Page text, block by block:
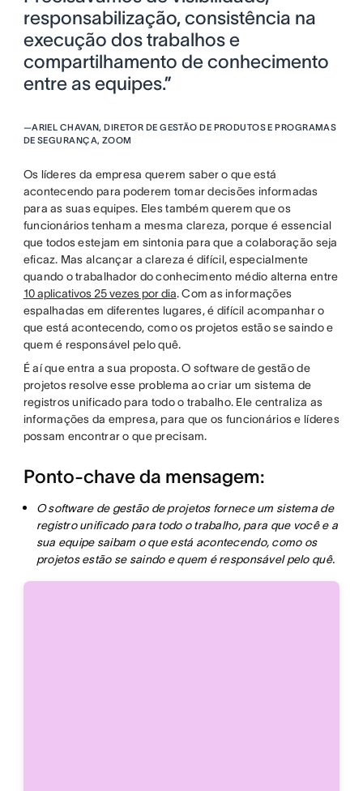
responsabilização, consistência na
execução dos trabalhos e
compartilhamento de conhecimento
entre as equipes.”
—ARIEL CHAVAN, DIRETOR DE GESTÃO DE PRODUTOS E PROGRAMAS
DE SEGURANÇA, ZOOM
Os líderes da empresa querem saber o que está
acontecendo para poderem tomar decisões informadas
para as suas equipes. Eles também querem que os
funcionários tenham a mesma clareza, porque é essencial
que todos estejam em sintonia para que a colaboração seja
eficaz. Mas alcançar a clareza é difícil, especialmente
quando o trabalhador do conhecimento médio alterna entre
10 aplicativos 25 vezes por dia. Com as informações
espalhadas em diferentes lugares, é difícil acompanhar o
que está acontecendo, como os projetos estão se saindo e
quem é responsável pelo quê.
É aí que entra a sua proposta. O software de gestão de
projetos resolve esse problema ao criar um sistema de
registros unificado para todo o trabalho. Ele centraliza as
informações da empresa, para que os funcionários e líderes
possam encontrar o que precisam.
Ponto-chave da mensagem:
O software de gestão de projetos fornece um sistema de
registro unificado para todo o trabalho, para que você e a
sua equipe saibam o que está acontecendo, como os
projetos estão se saindo e quem é responsável pelo quê.